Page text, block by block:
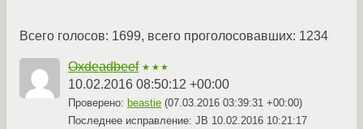
Всего голосов: 1699, всего проголосовавших: 1234
Oxdeadbeef ★★★
10.02.2016 08:50:12 +00:00
Проверено: beastie (07.03.2016 03:39:31 +00:00)
Последнее исправление: JB 10.02.2016 10:21:17